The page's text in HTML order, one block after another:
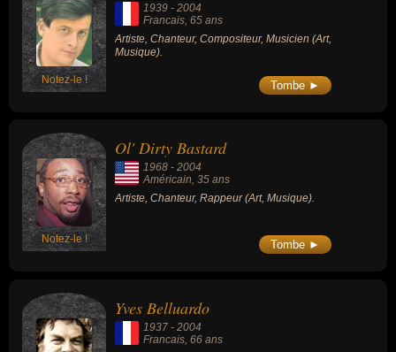
Notez-le !
1939 - 2004
Francais , 65 ans
Artiste, Chanteur, Compositeur, Musicien (Art,
Musique).
Tombe ►
Notez-le !
Ol' Dirty Bastard
1968 - 2004
Américain, 35 ans
Artiste, Chanteur, Rappeur (Art, Musique).
Tombe ►
Yves Belluardo
1937 - 2004
Francais, 66 ans